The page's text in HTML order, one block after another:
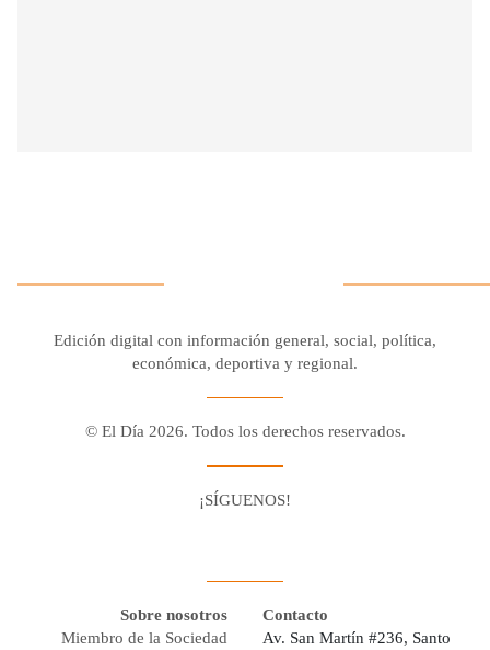
Edición digital con información general, social, política,
económica, deportiva y regional.
© El Día 2026. Todos los derechos reservados.
¡SÍGUENOS!
Sobre nosotros
Miembro de la Sociedad
Contacto
Av. San Martín #236, Santo